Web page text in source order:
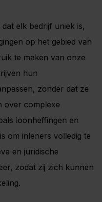
elk bedrijf uniek is,
op het gebied van
te maken van onze
hun
zonder dat ze
over complexe
loonheffingen en
om inleners volledig te
en juridische
zodat zij zich kunnen